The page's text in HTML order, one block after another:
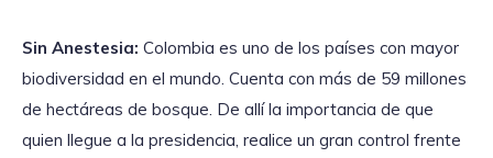
Sin Anestesia: Colombia es uno de los países con mayor
biodiversidad en el mundo. Cuenta con más de 59 millones
de hectáreas de bosque. De allí la importancia de que
quien llegue a la presidencia, realice un gran control frente